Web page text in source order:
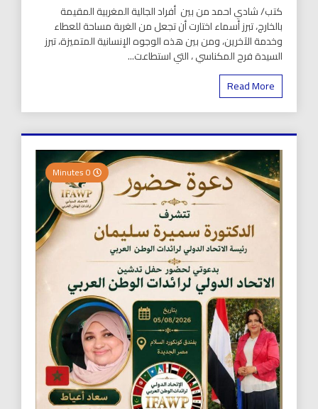
كتب/ شادي احمد من بين أفراد الجالية المغربية المقيمة
بالخارج، تبرز أسماء اختارت أن تجعل من الغربة مساحة للعطاء
وخدمة الآخرين، ومن بين هذه الوجوه الإنسانية المتميزة، تبرز
السيدة فرح المكناسي ، التي استطاعت...
Read More